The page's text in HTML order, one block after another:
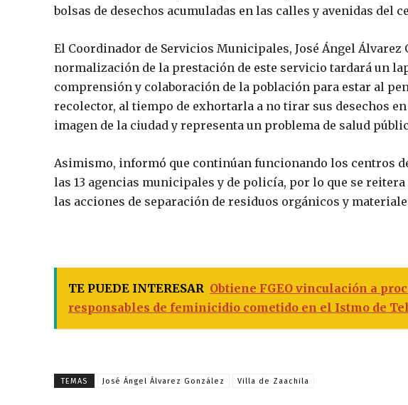
bolsas de desechos acumuladas en las calles y avenidas del
El Coordinador de Servicios Municipales, José Ángel Álvarez
normalización de la prestación de este servicio tardará un
comprensión y colaboración de la población para estar al
recolector, al tiempo de exhortarla a no tirar sus desechos
imagen de la ciudad y representa un problema de salud
Asimismo, informó que continúan funcionando los centros
las 13 agencias municipales y de policía, por lo que se
las acciones de separación de residuos orgánicos y
TE PUEDE INTERESAR Obtiene FGEO vinculación a
responsables de feminicidio cometido en el Istmo de
TEMAS José Ángel Álvarez González Villa de Zaachila